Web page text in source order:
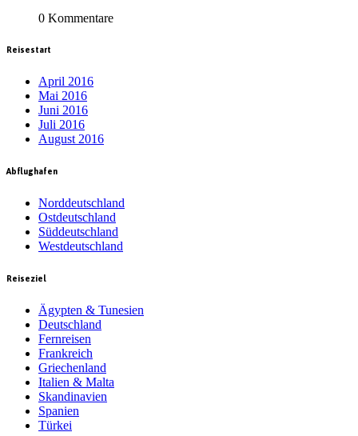
0 Kommentare
Reisestart
April 2016
Mai 2016
Juni 2016
Juli 2016
August 2016
Abflughafen
Norddeutschland
Ostdeutschland
Süddeutschland
Westdeutschland
Reiseziel
Ägypten & Tunesien
Deutschland
Fernreisen
Frankreich
Griechenland
Italien & Malta
Skandinavien
Spanien
Türkei